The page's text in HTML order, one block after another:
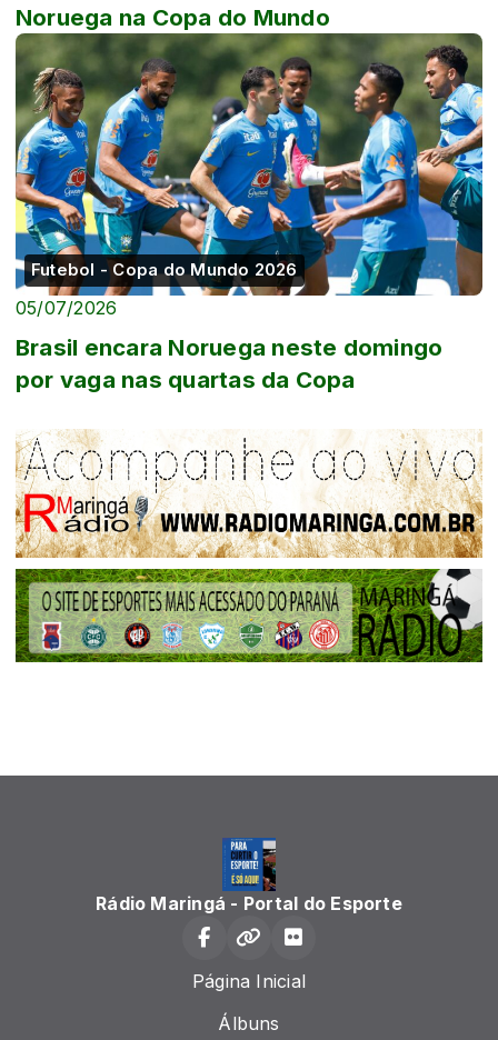
Noruega na Copa do Mundo
Futebol - Copa do Mundo 2026
05/07/2026
Brasil encara Noruega neste domingo
por vaga nas quartas da Copa
Rádio Maringá - Portal do Esporte
Página Inicial
Álbuns